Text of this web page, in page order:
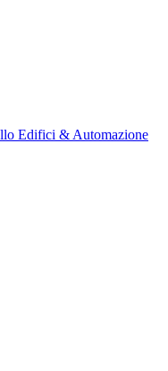
Edifici & Automazione